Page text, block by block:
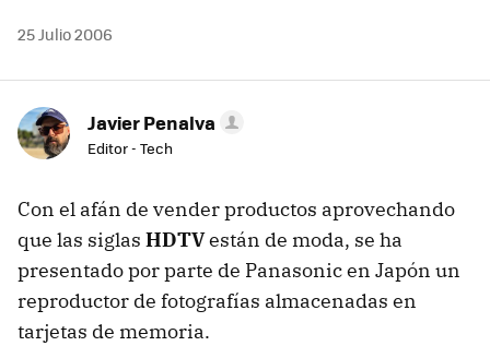
25 Julio 2006
Javier Penalva
Editor - Tech
Con el afán de vender productos aprovechando
que las siglas HDTVestán de moda, se ha
presentado por parte de Panasonic en Japón un
reproductor de fotografías almacenadas en
tarjetas de memoria.